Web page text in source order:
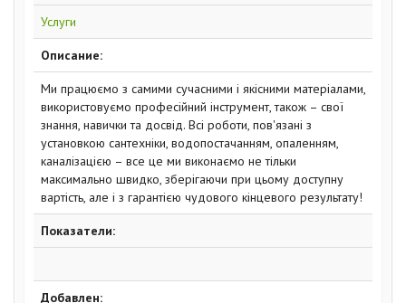
Услуги
Описание:
Ми працюємо з самими сучасними і якісними матеріалами,
використовуємо професійний інструмент, також – свої
знання, навички та досвід. Всі роботи, пов'язані з
установкою сантехніки, водопостачанням, опаленням,
каналізацією – все це ми виконаємо не тільки
максимально швидко, зберігаючи при цьому доступну
вартість, але і з гарантією чудового кінцевого результату!
Показатели:
Добавлен: